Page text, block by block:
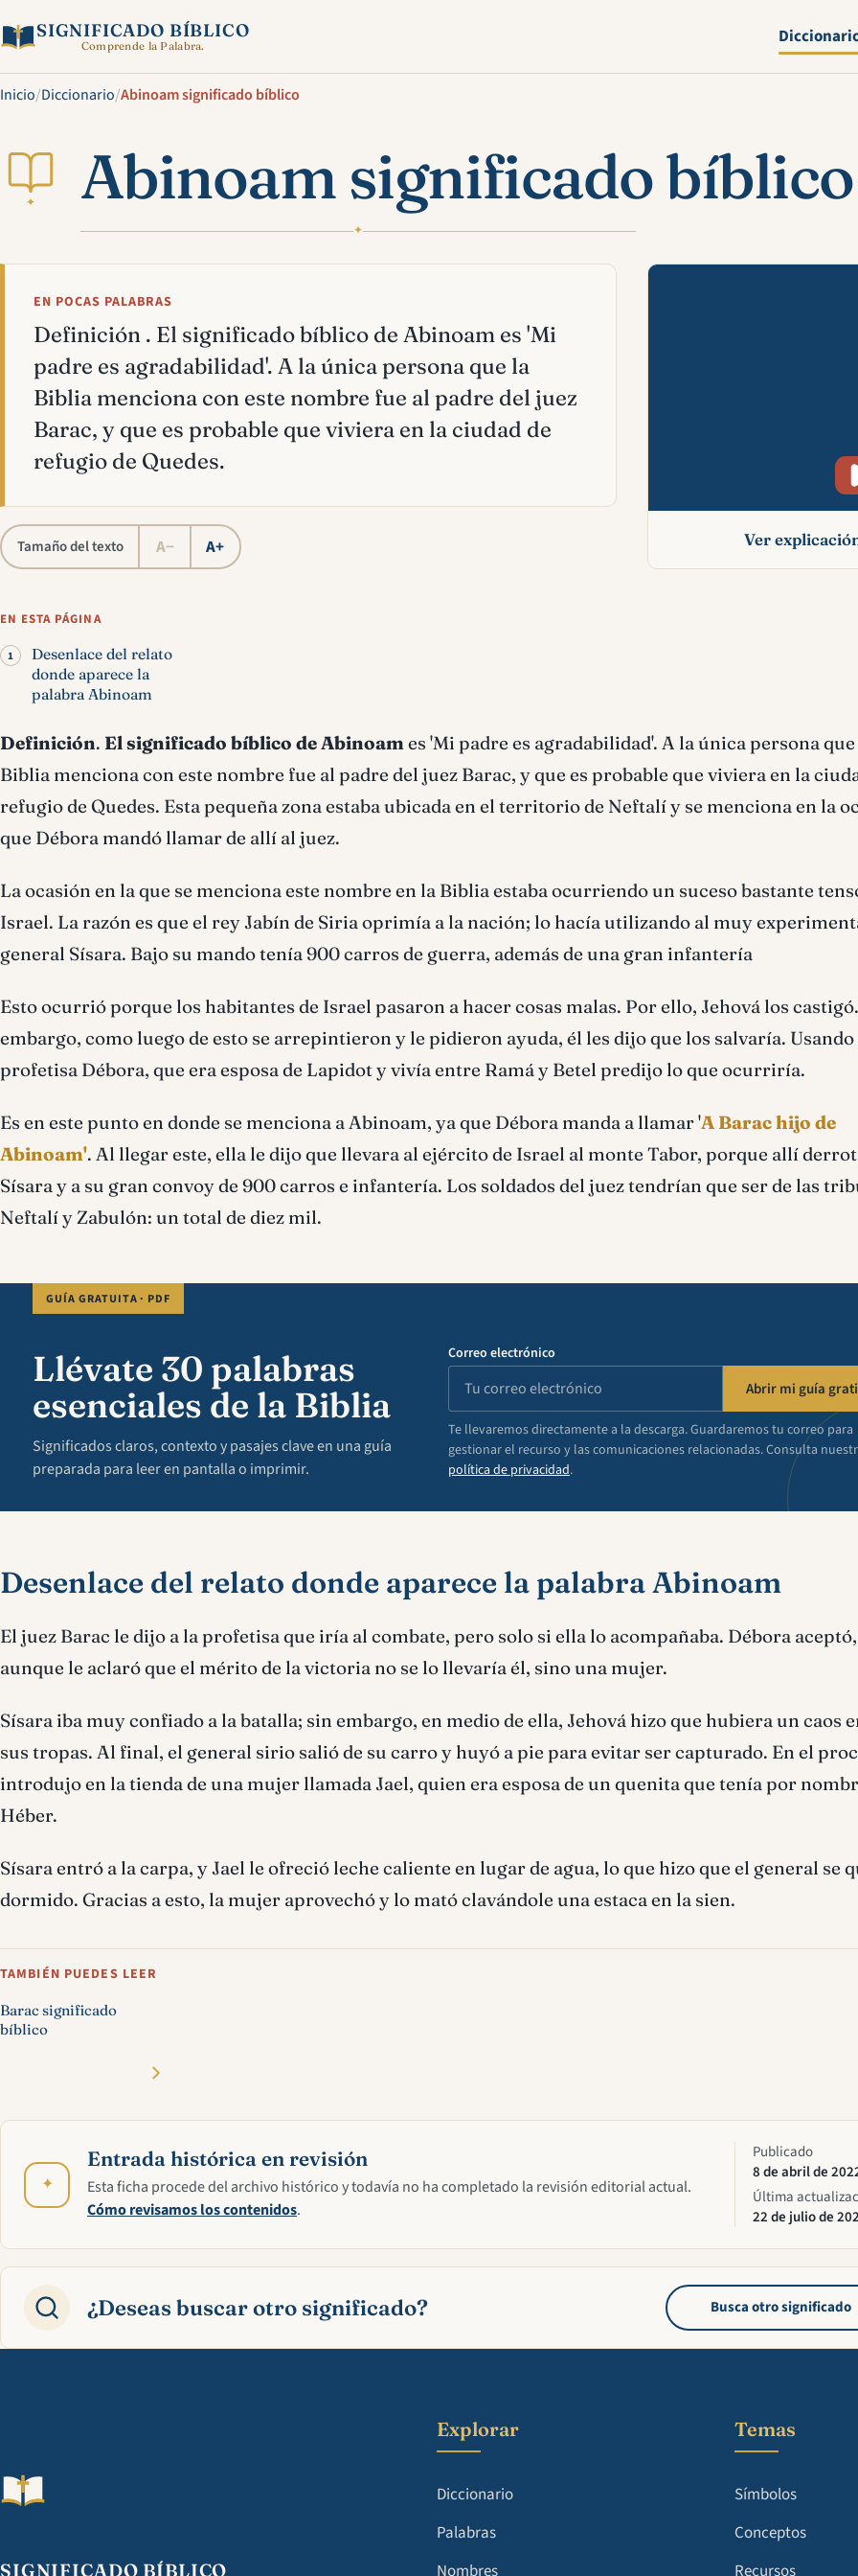
SIGNIFICADO BÍBLICO
Comprende la Palabra.
Inicio/Diccionario/Abinoam significado bíblico
✦ Abinoam significado bíblico
✦
EN POCAS PALABRAS
Definición . El significado bíblico de Abinoam es 'Mi
padre es agradabilidad'. A la única persona que la
Biblia menciona con este nombre fue al padre del juez
Barac, y que es probable que viviera en la ciudad de
refugio de Quedes.
Tamaño del texto A− A+
Mira esta
Ver
EN ESTA PÁGINA
Desenlace del relato
donde aparece la
palabra Abinoam
Definición. Elsignificado bíblico de Abinoames 'Mi padre es agradabilidad'. A la única persona
Biblia menciona con este nombre fue al padre del juez Barac, y que es probable que viviera en la
refugio de Quedes. Esta pequeña zona estaba ubicada en el territorio de Neftalí y se menciona en la
que Débora mandó llamar de allí al juez.
La ocasión en la que se menciona este nombre en la Biblia estaba ocurriendo un suceso bastante
Israel. La razón es que el rey Jabín de Siria oprimía a la nación; lo hacía utilizando al muy
general Sísara. Bajo su mando tenía 900 carros de guerra, además de una gran infantería
Esto ocurrió porque los habitantes de Israel pasaron a hacer cosas malas. Por ello, Jehová los
embargo, como luego de esto se arrepintieron y le pidieron ayuda, él les dijo que los salvaría. Usando
profetisa Débora, que era esposa de Lapidot y vivía entre Ramá y Betel predijo lo que ocurriría.
Es en este punto en donde se menciona a Abinoam, ya que Débora manda a llamar 'A Barac hijo de
Abinoam'. Al llegar este, ella le dijo que llevara al ejército de Israel al monte Tabor, porque allí
Sísara y a su gran convoy de 900 carros e infantería. Los soldados del juez tendrían que ser de las
Neftalí y Zabulón: un total de diez mil.
GUÍA GRATUITA · PDF
Llévate 30 palabras
esenciales de la Biblia
Significados claros, contexto y pasajes clave en una guía
preparada para leer en pantalla o imprimir.
Correo electrónico
Abrir mi guía
Te llevaremos directamente a la descarga. Guardaremos tu correo para
gestionar el recurso y las comunicaciones relacionadas. Consulta
política de privacidad.
Desenlace del relato donde aparece la palabra Abinoam
El juez Barac le dijo a la profetisa que iría al combate, pero solo si ella lo acompañaba. Débora aceptó,
aunque le aclaró que el mérito de la victoria no se lo llevaría él, sino una mujer.
Sísara iba muy confiado a la batalla; sin embargo, en medio de ella, Jehová hizo que hubiera un caos
sus tropas. Al final, el general sirio salió de su carro y huyó a pie para evitar ser capturado. En el
introdujo en la tienda de una mujer llamada Jael, quien era esposa de un quenita que tenía por
Héber.
Sísara entró a la carpa, y Jael le ofreció leche caliente en lugar de agua, lo que hizo que el general se
dormido. Gracias a esto, la mujer aprovechó y lo mató clavándole una estaca en la sien.
TAMBIÉN PUEDES LEER
Barac significado
bíblico
✦
Entrada histórica en revisión
Esta ficha procede del archivo histórico y todavía no ha completado la revisión editorial actual.
Cómo revisamos los contenidos.
Publicado
8 de abril de
Última
22 de julio de
¿Deseas buscar otro significado? Busca otro significado
SIGNIFICADO BÍBLICO
Explorar
Diccionario
Palabras
Nombres
Temas
Símbolos
Conceptos
Recursos